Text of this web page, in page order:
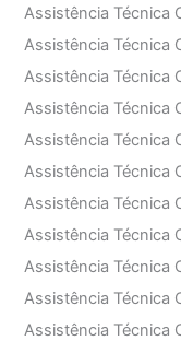
Assistência Técnica
Assistência Técnica
Assistência Técnica
Assistência Técnica
Assistência Técnica
Assistência Técnica
Assistência Técnica
Assistência Técnica
Assistência Técnica
Assistência Técnica
Assistência Técnica